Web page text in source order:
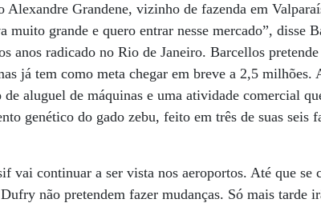
Alexandre Grandene, vizinho de fazenda em
muito grande e quero entrar nesse mercado”, disse
anos radicado no Rio de Janeiro. Barcellos
já tem como meta chegar em breve a 2,5 milhões.
de aluguel de máquinas e uma atividade comercial
genético do gado zebu, feito em três de suas seis
vai continuar a ser vista nos aeroportos. Até que se
não pretendem fazer mudanças. Só mais tarde